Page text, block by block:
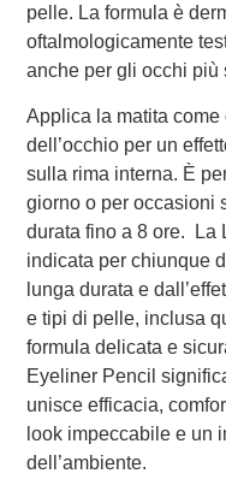
pelle. La formula è
oftalmologicamente
anche per gli occhi più
Applica la matita
dell’occhio per un
sulla rima interna. È
giorno o per occasioni
durata fino a 8 ore. La
indicata per chiunque
lunga durata e
e tipi di pelle, inclusa
formula delicata e
Eyeliner Pencil
unisce efficacia,
look impeccabile e un
dell’ambiente​.